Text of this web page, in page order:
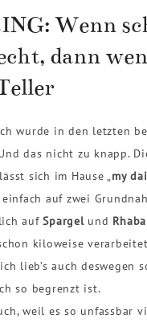
Wenn
dann
wurde in den letzten
das nicht zu knapp.
sich im Hause „ my
auf zwei
auf Spargelund
kiloweise
lieb’s auch deswegen
so begrenzt ist.
weil es so unfassbar